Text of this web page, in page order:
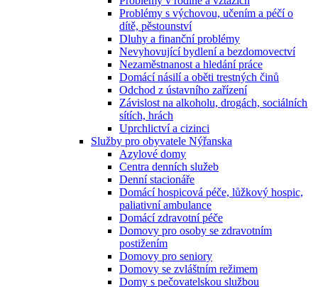
Problémy s výchovou, učením a péčí o
dítě, pěstounství
Dluhy a finanční problémy
Nevyhovující bydlení a bezdomovectví
Nezaměstnanost a hledání práce
Domácí násilí a oběti trestných činů
Odchod z ústavního zařízení
Závislost na alkoholu, drogách, sociálních
sítích, hrách
Uprchlictví a cizinci
Služby pro obyvatele Nýřanska
Azylové domy
Centra denních služeb
Denní stacionáře
Domácí hospicová péče, lůžkový hospic,
paliativní ambulance
Domácí zdravotní péče
Domovy pro osoby se zdravotním
postižením
Domovy pro seniory
Domovy se zvláštním režimem
Domy s pečovatelskou službou